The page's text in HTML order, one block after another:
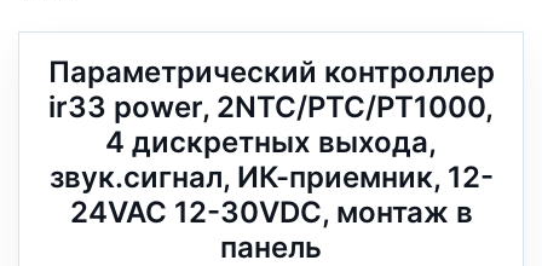
Параметрический контроллер
ir33 power, 2NTC/PTC/PT1000,
4 дискретных выхода,
звук.сигнал, ИК-приемник, 12-
24VAC 12-30VDC, монтаж в
панель